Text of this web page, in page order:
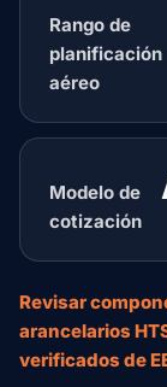
Rango de
planificación
aéreo
Modelo de
cotización
Revisar
arancelarios
verificados de